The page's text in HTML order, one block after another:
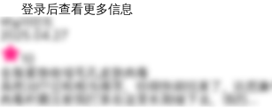
登录后查看更多信息
바닐라민트
2025.04.27
全脸紧致收缩毛孔皮肤肉毒
虽然治疗过程相当痛苦，但很快就结束了，比想
肉毒杆菌注射我打算在这里长期做下去，强烈...